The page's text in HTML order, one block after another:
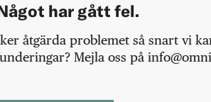
har gått fel.
åtgärda problemet så snart vi
Mejla oss på